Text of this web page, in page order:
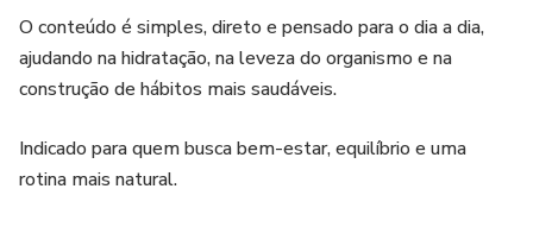
O conteúdo é simples, direto e pensado para o dia a dia,
ajudando na hidratação, na leveza do organismo e na
construção de hábitos mais saudáveis.
Indicado para quem busca bem-estar, equilíbrio e uma
rotina mais natural.